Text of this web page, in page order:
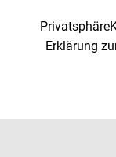
Privatsphäre
Erklärung